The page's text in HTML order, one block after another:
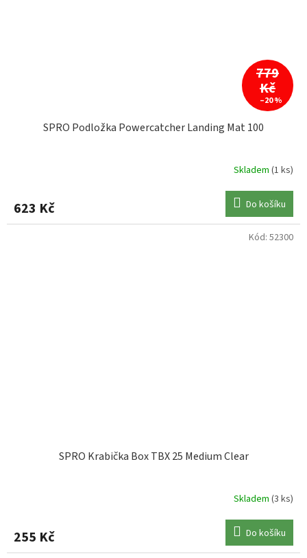
779
Kč
–20 %
SPRO Podložka Powercatcher Landing Mat 100
Skladem (1 ks)
623 Kč Do košíku
SPRO Krabička Box TBX 25 Medium Clear
Skladem (3 ks)
255 Kč Do košíku
Kód: 52300